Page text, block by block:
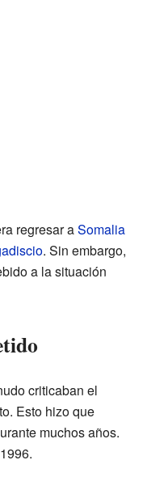
regresar aSomalia
. Sin embargo,
a la situación
criticaban el
Esto hizo que
muchos años.